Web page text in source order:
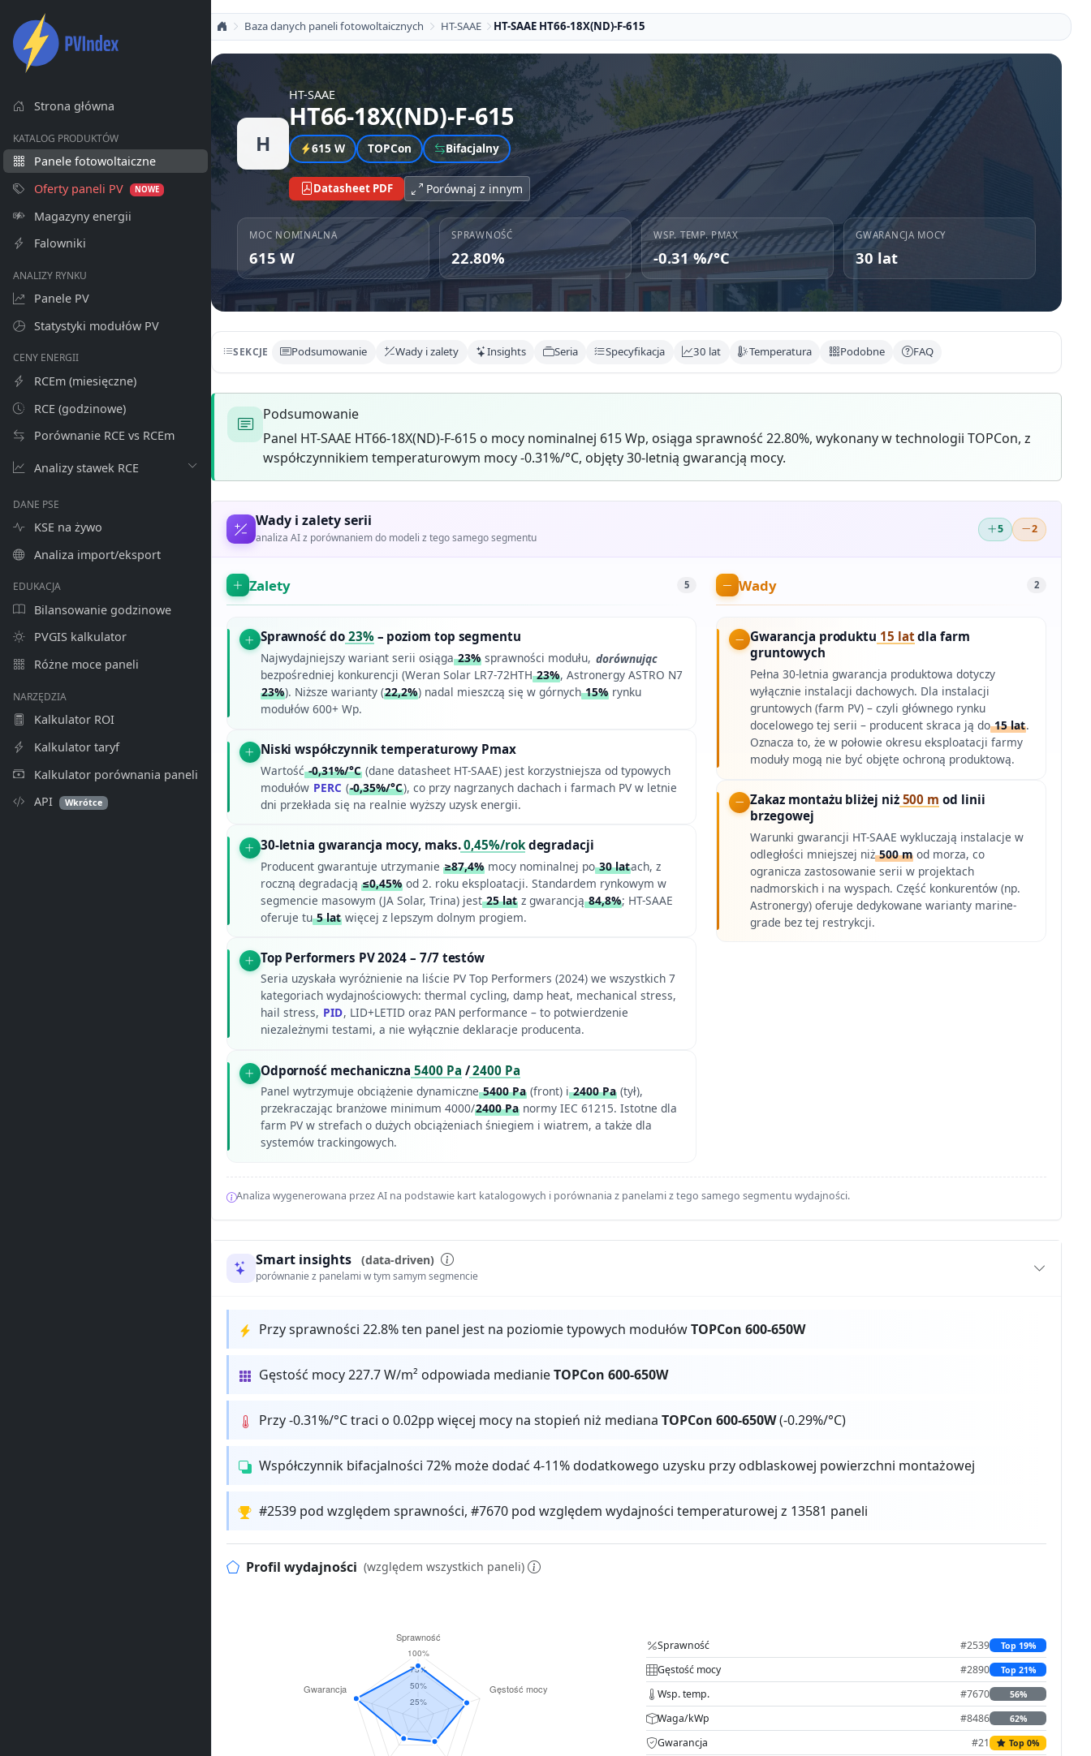
Strona główna
KATALOG PRODUKTÓW
Panele fotowoltaiczne
Oferty paneli PV
NOWE
Magazyny energii
Falowniki
ANALIZY RYNKU
Panele PV
Statystyki modułów PV
CENY ENERGII
RCEm (miesięczne)
RCE (godzinowe)
Porównanie RCE vs RCEm
Analizy stawek RCE
DANE PSE
KSE na żywo
Analiza import/eksport
EDUKACJA
Bilansowanie godzinowe
PVGIS kalkulator
Różne moce paneli
NARZĘDZIA
Kalkulator ROI
Kalkulator taryf
Kalkulator porównania paneli
API
Wkrótce
Baza danych paneli fotowoltaicznych HT-SAAE HT-SAAE HT66-18X(ND)-F-615
H
HT-SAAE
HT66-18X(ND)-F-615
615 W TOPCon Bifacjalny
Datasheet PDF Porównaj z innym
MOC NOMINALNA
615 W
SPRAWNOŚĆ
22.80%
WSP. TEMP. PMAX
-0.31 %/°C
GWARANCJA MOCY
30 lat
SEKCJE Podsumowanie Wady i zalety Insights Seria Specyfikacja 30 lat Temperatura Podobne FAQ
Podsumowanie
Panel HT-SAAE HT66-18X(ND)-F-615 o mocy nominalnej 615 Wp, osiąga sprawność 22.80%, wykonany w technologii TOPCon, z
współczynnikiem temperaturowym mocy -0.31%/°C, objęty 30-letnią gwarancją mocy.
Wady i zalety serii
analiza AI z porównaniem do modeli z tego samego segmentu
5 2
Zalety 5
Sprawność do23%– poziom top segmentu
Najwydajniejszy wariant serii osiąga23%sprawności modułu, dorównując
bezpośredniej konkurencji (Weran Solar LR7-72HTH23%, Astronergy ASTRO N7
23%). Niższe warianty (22,2%) nadal mieszczą się w górnych15%rynku
modułów 600+ Wp.
Niski współczynnik temperaturowy Pmax
Wartość-0,31%/°C(dane datasheet HT-SAAE) jest korzystniejsza od typowych
modułów PERC (-0,35%/°C), co przy nagrzanych dachach i farmach PV w letnie
dni przekłada się na realnie wyższy uzysk energii.
30-letnia gwarancja mocy, maks.0,45%/rokdegradacji
Producent gwarantuje utrzymanie ≥87,4%mocy nominalnej po30 latach, z
roczną degradacją ≤0,45%od 2. roku eksploatacji. Standardem rynkowym w
segmencie masowym (JA Solar, Trina) jest25 latz gwarancją84,8%; HT-SAAE
oferuje tu5 latwięcej z lepszym dolnym progiem.
Top Performers PV 2024 – 7/7 testów
Seria uzyskała wyróżnienie na liście PV Top Performers (2024) we wszystkich 7
kategoriach wydajnościowych: thermal cycling, damp heat, mechanical stress,
hail stress, PID, LID+LETID oraz PAN performance – to potwierdzenie
niezależnymi testami, a nie wyłącznie deklaracje producenta.
Odporność mechaniczna 5400 Pa /2400 Pa
Panel wytrzymuje obciążenie dynamiczne5400 Pa(front) i2400 Pa(tył),
przekraczając branżowe minimum 4000/2400 Panormy IEC 61215. Istotne dla
farm PV w strefach o dużych obciążeniach śniegiem i wiatrem, a także dla
systemów trackingowych.
Wady 2
Gwarancja produktu 15 latdla farm
gruntowych
Pełna 30-letnia gwarancja produktowa dotyczy
wyłącznie instalacji dachowych. Dla instalacji
gruntowych (farm PV) – czyli głównego rynku
docelowego tej serii – producent skraca ją do15 lat.
Oznacza to, że w połowie okresu eksploatacji farmy
moduły mogą nie być objęte ochroną produktową.
Zakaz montażu bliżej niż500 m od linii
brzegowej
Warunki gwarancji HT-SAAE wykluczają instalacje w
odległości mniejszej niż500 m od morza, co
ogranicza zastosowanie serii w projektach
nadmorskich i na wyspach. Część konkurentów (np.
Astronergy) oferuje dedykowane warianty marine-
grade bez tej restrykcji.
Analiza wygenerowana przez AI na podstawie kart katalogowych i porównania z panelami z tego samego segmentu wydajności.
Smart insights (data-driven)
porównanie z panelami w tym samym segmencie
Przy sprawności 22.8% ten panel jest na poziomie typowych modułówTOPCon 600-650W
Gęstość mocy 227.7 W/m² odpowiada medianieTOPCon 600-650W
Przy -0.31%/°C traci o 0.02pp więcej mocy na stopień niż medianaTOPCon 600-650W(-0.29%/°C)
Współczynnik bifacjalności 72% może dodać 4-11% dodatkowego uzysku przy odblaskowej powierzchni montażowej
#2539 pod względem sprawności, #7670 pod względem wydajności temperaturowej z 13581 paneli
Profil wydajności (względem wszystkich paneli)
Sprawność #2539 Top 19%
Gęstość mocy #2890 Top 21%
Wsp. temp. #7670 56%
Waga/kWp #8486 62%
Gwarancja #21 Top 0%